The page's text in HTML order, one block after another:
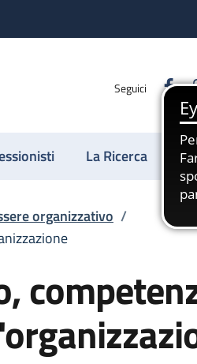
Seguici
La Ricerca
organizzativo /